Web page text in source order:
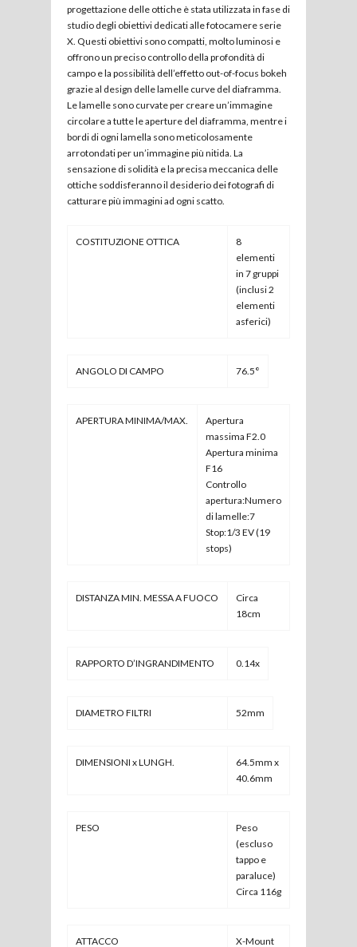
progettazione delle ottiche è stata utilizzata in fase di
studio degli obiettivi dedicati alle fotocamere serie
X. Questi obiettivi sono compatti, molto luminosi e
offrono un preciso controllo della profondità di
campo e la possibilità dell’effetto out-of-focus bokeh
grazie al design delle lamelle curve del diaframma.
Le lamelle sono curvate per creare un’immagine
circolare a tutte le aperture del diaframma, mentre i
bordi di ogni lamella sono meticolosamente
arrotondati per un’immagine più nitida. La
sensazione di solidità e la precisa meccanica delle
ottiche soddisferanno il desiderio dei fotografi di
catturare più immagini ad ogni scatto.
COSTITUZIONE OTTICA
8
elementi
in 7 gruppi
(inclusi 2
elementi
asferici)
ANGOLO DI CAMPO 76.5°
APERTURA MINIMA/MAX.
Apertura
massima F2.0
Apertura minima
F16
Controllo
apertura:Numero
di lamelle:7
Stop:1/3 EV (19
stops)
DISTANZA MIN. MESSA A FUOCO
Circa
18cm
RAPPORTO D’INGRANDIMENTO 0.14x
DIAMETRO FILTRI 52mm
DIMENSIONI x LUNGH.
64.5mm x
40.6mm
PESO
Peso
(escluso
tappo e
paraluce)
Circa 116g
ATTACCO X-Mount